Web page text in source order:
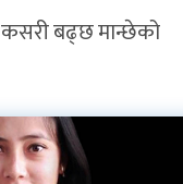
बढ्छ मान्छेको